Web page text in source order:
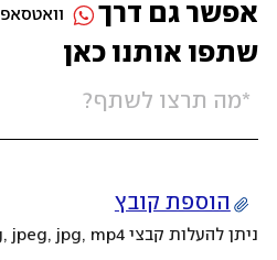
שתפו אותנו כאן
הוספת קובץ
ניתן להעלות קבצי mov, png, jpeg, jpg, mp4 עד 200MB
אפשר גם דרך וואטסאפ